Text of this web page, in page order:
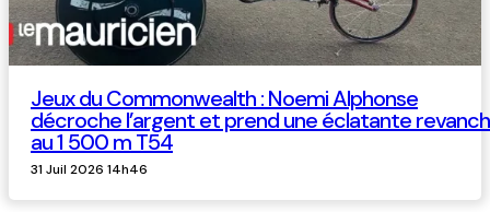
Jeux du Commonwealth : Noemi Alphonse
décroche l’argent et prend une éclatante
au 1 500 m T54
31 Juil 2026 14h46